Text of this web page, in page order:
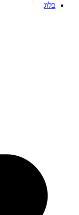
בלוג